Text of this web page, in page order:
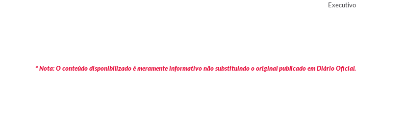
Executivo
* Nota: O conteúdo disponibilizado é meramente informativo não substituindo o original publicado em Diário Oficial.